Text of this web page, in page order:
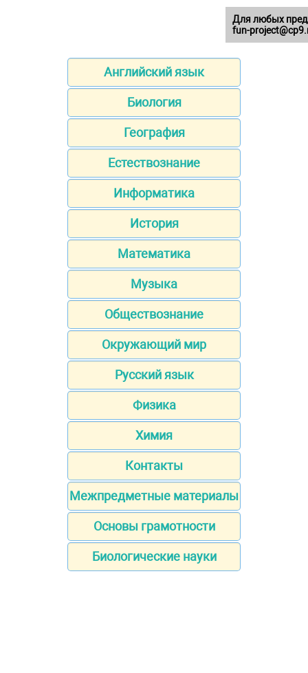
Английский язык
Биология
География
Естествознание
Информатика
История
Математика
Музыка
Обществознание
Окружающий мир
Русский язык
Физика
Химия
Контакты
Межпредметные материалы
Основы грамотности
Биологические науки
Для любых
fun-